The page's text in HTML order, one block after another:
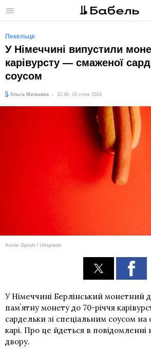
Меню
Пекельце
У Німеччині випустили
карівурсту — смаженої
соусом
Автор:
Ольга Матвєєва
Дата: 22:49, 16 січня 2019
Annie Spratt / Unsplash
У Німеччині Берлінський монетний
памʼятну монету до 70-річчя
сардельки зі спеціальним соусом на
карі. Про це йдеться в повідомленні
двору.